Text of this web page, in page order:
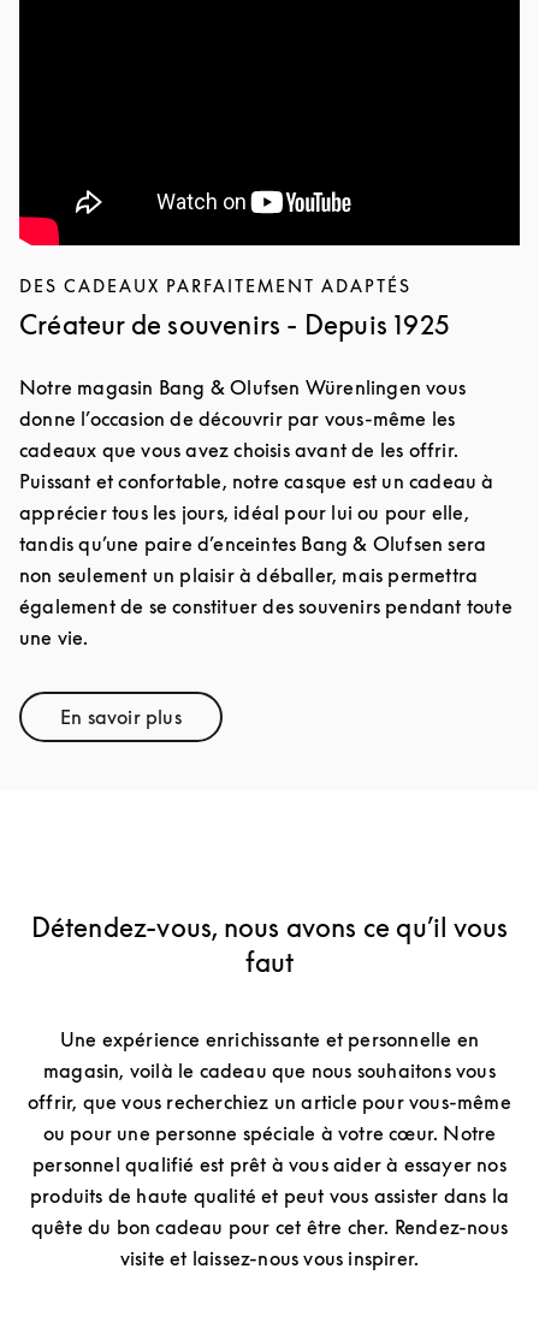
DES CADEAUX PARFAITEMENT ADAPTÉS
Créateur de souvenirs - Depuis 1925
Notre magasin Bang & Olufsen Würenlingen vous
donne l’occasion de découvrir par vous-même les
cadeaux que vous avez choisis avant de les offrir.
Puissant et confortable, notre casque est un cadeau à
apprécier tous les jours, idéal pour lui ou pour elle,
tandis qu’une paire d’enceintes Bang & Olufsen sera
non seulement un plaisir à déballer, mais permettra
également de se constituer des souvenirs pendant toute
une vie.
En savoir plusLink Opens in New Tab
Détendez-vous, nous avons ce qu’il vous
faut
Une expérience enrichissante et personnelle en
magasin, voilà le cadeau que nous souhaitons vous
offrir, que vous recherchiez un article pour vous-même
ou pour une personne spéciale à votre cœur. Notre
personnel qualifié est prêt à vous aider à essayer nos
produits de haute qualité et peut vous assister dans la
quête du bon cadeau pour cet être cher. Rendez-nous
visite et laissez-nous vous inspirer.